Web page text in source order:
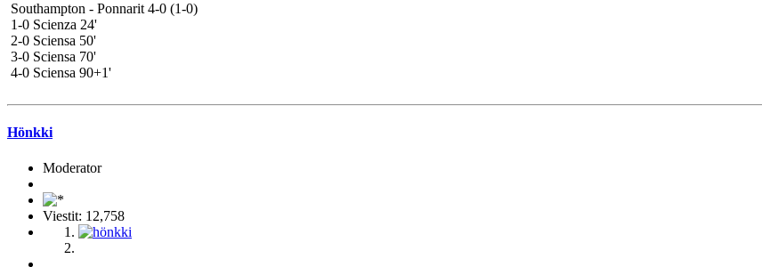
Southampton - Ponnarit 4-0 (1-0)
1-0 Scienza 24'
2-0 Sciensa 50'
3-0 Sciensa 70'
4-0 Sciensa 90+1'
Hönkki
Moderator
Viestit: 12,758